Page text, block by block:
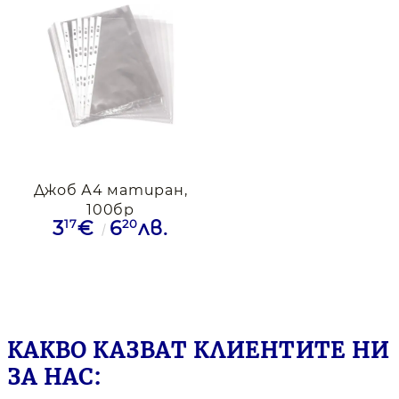
Джоб А4 матиран,
100бр
317€ 620лв.
КАКВО КАЗВАТ КЛИЕНТИТЕ НИ
ЗА НАС: